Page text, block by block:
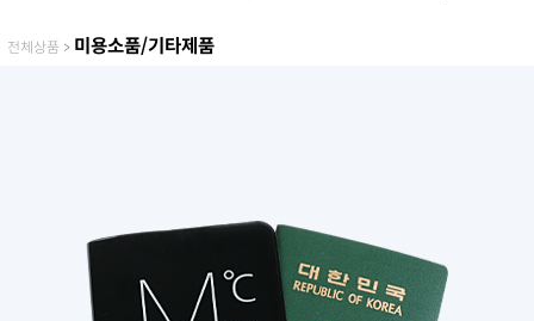
전체상품 > 미용소품/기타제품